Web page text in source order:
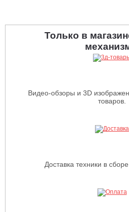
Только в
Видео-обзоры и 3D
товаров.
Доставка техники в